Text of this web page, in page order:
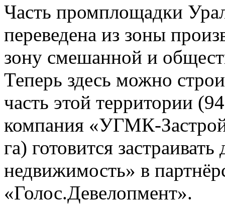
Часть промплощадки
переведена из зоны
зону смешанной и
Теперь здесь можно
часть этой территории
компания «УГМК-
га) готовится
недвижимость» в
«Голос.Девелопмент».